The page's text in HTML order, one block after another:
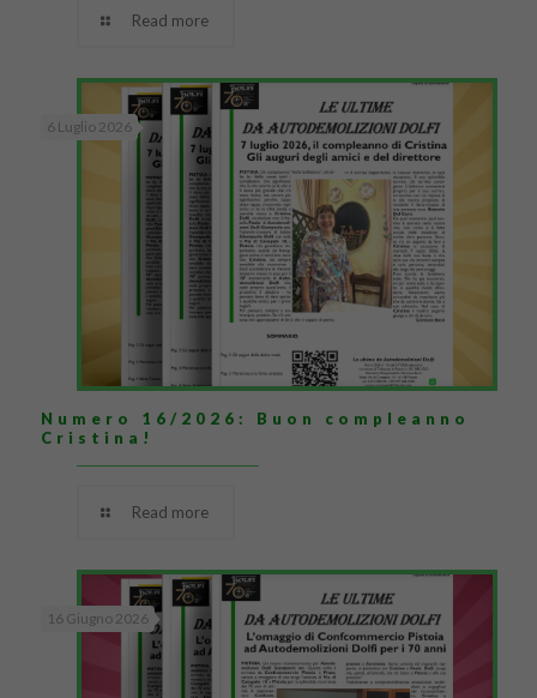
Read more
6 Luglio 2026
Numero 16/2026: Buon compleanno
Cristina!
Read more
16 Giugno 2026